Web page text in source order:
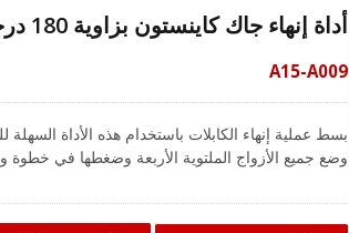
أداة إنهاء جاك كاينستون بزاوية 180 درجة للوحة الملونة
A15-A009
وضع جميع الأزواج الملتوية الأربعة وضغطها في
يساعد في تقليل وقت التوصيل وتكاليف العمالة، مما